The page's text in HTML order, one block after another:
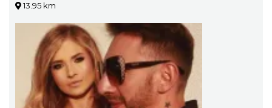
13.95 km